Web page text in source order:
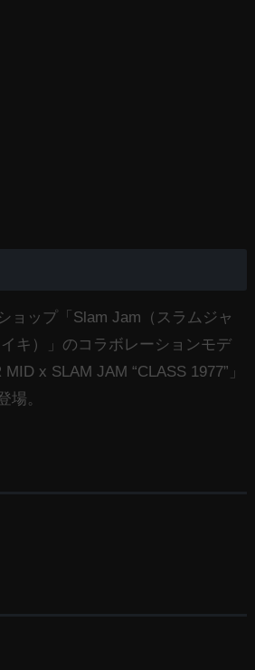
ョップ「Slam Jam（スラムジャ
キ）」のコラボレーションモデ
x SLAM JAM “CLASS 1977”」
場。